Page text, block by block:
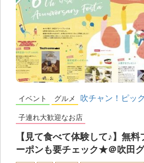
イベント グルメ 吹チャン！ピッ
子連れ大歓迎なお店
【見て食べて体験して♪】無
ーポンも要チェック★＠吹田